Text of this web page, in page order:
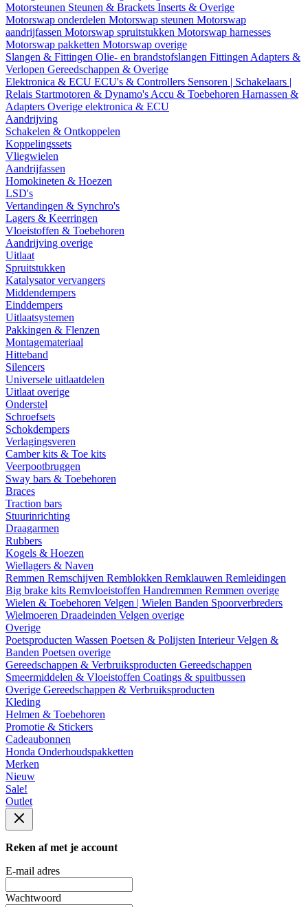
Motorsteunen Steunen & Brackets Inserts & Overige
Motorswap onderdelen Motorswap steunen Motorswap
aandrijfassen Motorswap spruitstukken Motorswap harnesses
Motorswap pakketten Motorswap overige
Slangen & Fittingen Olie- en brandstofslangen Fittingen Adapters &
Verlopen Gereedschappen & Overige
Elektronica & ECU ECU's & Controllers Sensoren | Schakelaars |
Relais Startmotoren & Dynamo's Accu & Toebehoren Harnassen &
Adapters Overige elektronica & ECU
Aandrijving
Schakelen & Ontkoppelen
Koppelingssets
Vliegwielen
Aandrijfassen
Homokineten & Hoezen
LSD's
Vertandingen & Synchro's
Lagers & Keerringen
Vloeistoffen & Toebehoren
Aandrijving overige
Uitlaat
Spruitstukken
Katalysator vervangers
Middendempers
Einddempers
Uitlaatsystemen
Pakkingen & Flenzen
Montagemateriaal
Hitteband
Silencers
Universele uitlaatdelen
Uitlaat overige
Onderstel
Schroefsets
Schokdempers
Verlagingsveren
Camber kits & Toe kits
Veerpootbruggen
Sway bars & Toebehoren
Braces
Traction bars
Stuurinrichting
Draagarmen
Rubbers
Kogels & Hoezen
Wiellagers & Naven
Remmen Remschijven Remblokken Remklauwen Remleidingen
Big brake kits Remvloeistoffen Handremmen Remmen overige
Wielen & Toebehoren Velgen | Wielen Banden Spoorverbreders
Wielmoeren Draadeinden Velgen overige
Overige
Poetsproducten Wassen Poetsen & Polijsten InterieurVelgen &
Banden Poetsen overige
Gereedschappen & Verbruiksproducten Gereedschappen
Smeermiddelen & Vloeistoffen Coatings & spuitbussen
Overige Gereedschappen & Verbruiksproducten
Kleding
Helmen & Toebehoren
Promotie & Stickers
Cadeaubonnen
Honda Onderhoudspakketten
Merken
Nieuw
Sale!
Outlet
Reken af met je account
E-mail adres
Wachtwoord